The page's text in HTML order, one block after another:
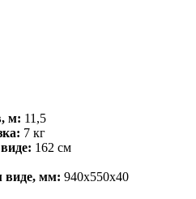
м: 11,5
7 кг
162 см
виде, мм: 940х550х40